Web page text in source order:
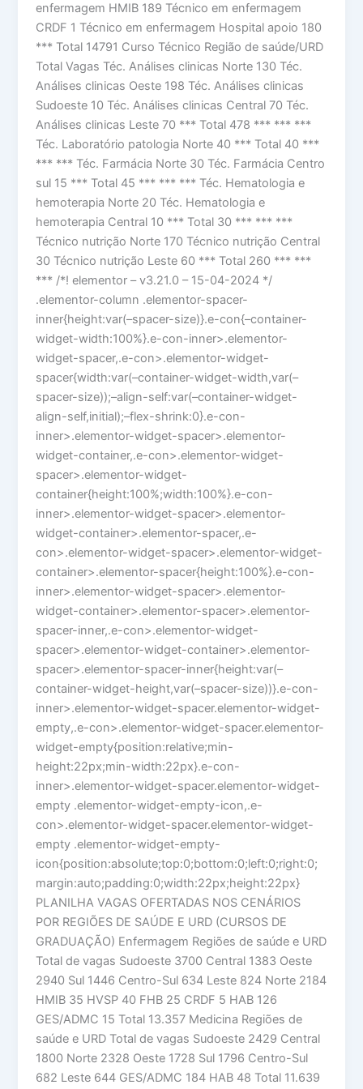
enfermagem HMIB 189 Técnico em enfermagem
CRDF 1 Técnico em enfermagem Hospital apoio 180
*** Total 14791 Curso Técnico Região de saúde/URD
Total Vagas Téc. Análises clinicas Norte 130 Téc.
Análises clinicas Oeste 198 Téc. Análises clinicas
Sudoeste 10 Téc. Análises clinicas Central 70 Téc.
Análises clinicas Leste 70 *** Total 478 *** *** ***
Téc. Laboratório patologia Norte 40 *** Total 40 ***
*** *** Téc. Farmácia Norte 30 Téc. Farmácia Centro
sul 15 *** Total 45 *** *** *** Téc. Hematologia e
hemoterapia Norte 20 Téc. Hematologia e
hemoterapia Central 10 *** Total 30 *** *** ***
Técnico nutrição Norte 170 Técnico nutrição Central
30 Técnico nutrição Leste 60 *** Total 260 *** ***
*** /*! elementor – v3.21.0 – 15-04-2024 */
.elementor-column .elementor-spacer-
inner{height:var(–spacer-size)}.e-con{–container-
widget-width:100%}.e-con-inner>.elementor-
widget-spacer,.e-con>.elementor-widget-
spacer{width:var(–container-widget-width,var(–
spacer-size));–align-self:var(–container-widget-
align-self,initial);–flex-shrink:0}.e-con-
inner>.elementor-widget-spacer>.elementor-
widget-container,.e-con>.elementor-widget-
spacer>.elementor-widget-
container{height:100%;width:100%}.e-con-
inner>.elementor-widget-spacer>.elementor-
widget-container>.elementor-spacer,.e-
con>.elementor-widget-spacer>.elementor-widget-
container>.elementor-spacer{height:100%}.e-con-
inner>.elementor-widget-spacer>.elementor-
widget-container>.elementor-spacer>.elementor-
spacer-inner,.e-con>.elementor-widget-
spacer>.elementor-widget-container>.elementor-
spacer>.elementor-spacer-inner{height:var(–
container-widget-height,var(–spacer-size))}.e-con-
inner>.elementor-widget-spacer.elementor-widget-
empty,.e-con>.elementor-widget-spacer.elementor-
widget-empty{position:relative;min-
height:22px;min-width:22px}.e-con-
inner>.elementor-widget-spacer.elementor-widget-
empty .elementor-widget-empty-icon,.e-
con>.elementor-widget-spacer.elementor-widget-
empty .elementor-widget-empty-
icon{position:absolute;top:0;bottom:0;left:0;right:0;
margin:auto;padding:0;width:22px;height:22px}
PLANILHA VAGAS OFERTADAS NOS CENÁRIOS
POR REGIÕES DE SAÚDE E URD (CURSOS DE
GRADUAÇÃO) Enfermagem Regiões de saúde e URD
Total de vagas Sudoeste 3700 Central 1383 Oeste
2940 Sul 1446 Centro-Sul 634 Leste 824 Norte 2184
HMIB 35 HVSP 40 FHB 25 CRDF 5 HAB 126
GES/ADMC 15 Total 13.357 Medicina Regiões de
saúde e URD Total de vagas Sudoeste 2429 Central
1800 Norte 2328 Oeste 1728 Sul 1796 Centro-Sul
682 Leste 644 GES/ADMC 184 HAB 48 Total 11.639